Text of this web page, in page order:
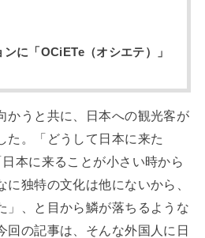
に「OCiETe（オシエテ）」
かうと共に、日本への観光客が
た。「どうして日本に来た
本に来ることが小さい時から
独特の文化は他にないから、
」、と目から鱗が落ちるような
回の記事は、そんな外国人に日